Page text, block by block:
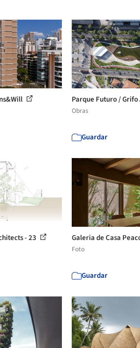
Parque Futuro /
Obras
Guardar
- 23 Galeria de Casa
Foto
Guardar